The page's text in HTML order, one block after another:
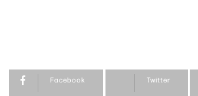
Facebook Twitter